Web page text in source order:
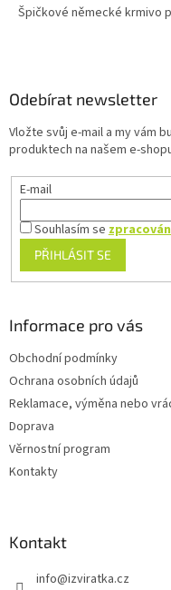
Špičkové německé krmivo
Odebírat newsletter
Vložte svůj e-mail a my vám
produktech na našem e-
E-mail
Souhlasím se
PŘIHLÁSIT SE
Informace pro vás
Obchodní podmínky
Ochrana osobních údajů
Reklamace, výměna nebo
Doprava
Věrnostní program
Kontakty
Kontakt
info@izviratka.cz